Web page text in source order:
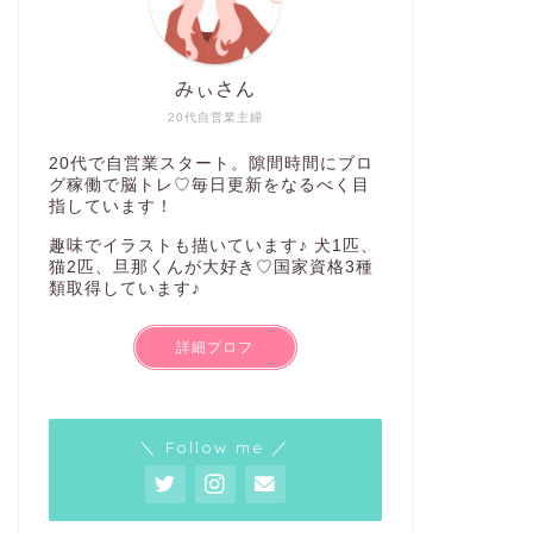
20代自営業主婦
みぃさん
20代で自営業スタート。隙間時間にブロ
グ稼働で脳トレ♡毎日更新をなるべく目
指しています！
趣味でイラストも描いています♪ 犬1匹、
猫2匹、旦那くんが大好き♡国家資格3種
類取得しています♪
詳細プロフ
＼ Follow me ／